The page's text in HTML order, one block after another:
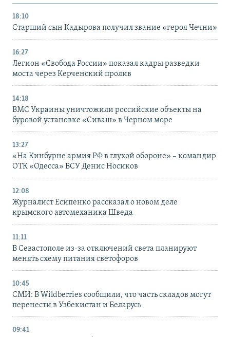
18:10
Старший сын Кадырова получил звание «героя Чечни»
16:27
Легион «Свобода России» показал кадры разведки
моста через Керченский пролив
14:18
ВМС Украины уничтожили российские объекты на
буровой установке «Сиваш» в Черном море
13:27
«На Кинбурне армия РФ в глухой обороне» – командир
ОТК «Одесса» ВСУ Денис Носиков
12:08
Журналист Есипенко рассказал о новом деле
крымского автомеханика Шведа
11:11
В Севастополе из-за отключений света планируют
менять схему питания светофоров
10:45
СМИ: В Wildberries сообщили, что часть складов могут
перенести в Узбекистан и Беларусь
09:41